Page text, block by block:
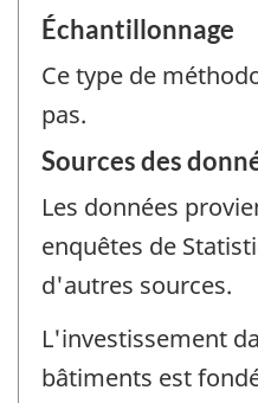
Échantillonnage
Ce type de
pas.
Sources des
Les données
enquêtes de
d'autres sources.
L'investissement
bâtiments est